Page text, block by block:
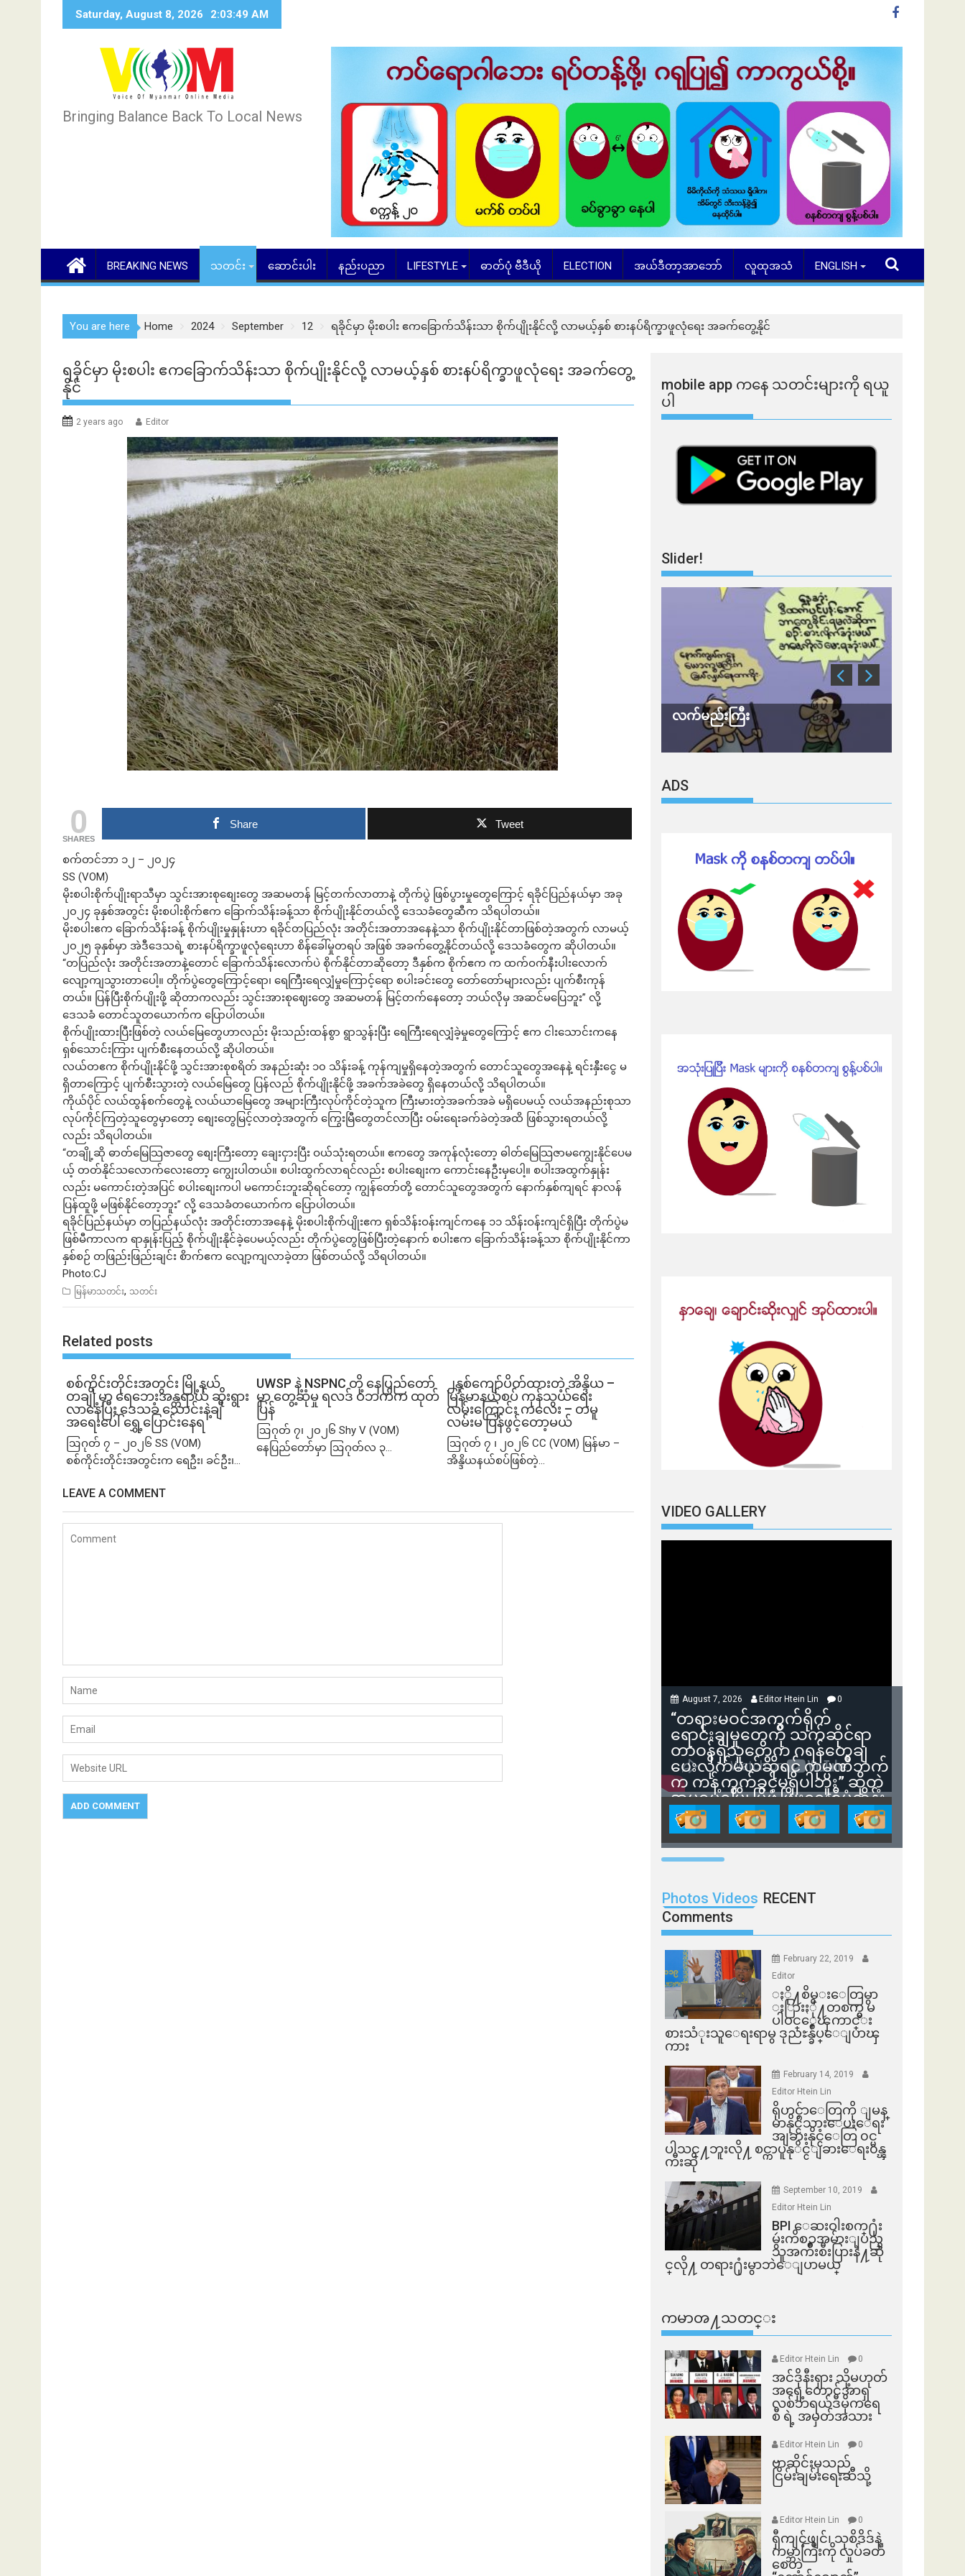
Saturday, August 8, 2026 2:03:50 AM
Bringing Balance Back To Local News
BREAKING NEWS သတင်း ဆောင်းပါး နည်းပညာ LIFESTYLE ဓာတ်ပုံ ဗီဒီယို ELECTION အယ်ဒီတာ့အာဘော် လူထုအသံ ENGLISH
You are here Home 2024 September 12 ရခိုင်မှာ မိုးစပါး ဧကခြောက်သိန်းသာ စိုက်ပျိုးနိုင်လို့ လာမယ့်နှစ် စားနပ်ရိက္ခာဖူလုံရေး အခက်တွေ့နိုင်
ရခိုင်မှာ မိုးစပါး ဧကခြောက်သိန်းသာ စိုက်ပျိုးနိုင်လို့ လာမယ့်နှစ် စားနပ်ရိက္ခာဖူလုံရေး အခက်တွေ့
နိုင်
2 years ago Editor
0
SHARES
Share Tweet
စက်တင်ဘာ ၁၂ – ၂၀၂၄
SS (VOM)
မိုးစပါးစိုက်ပျိုးရာသီမှာ သွင်းအားစုစျေးတွေ အဆမတန် မြင့်တက်လာတာနဲ့ တိုက်ပွဲ ဖြစ်ပွားမှုတွေကြောင့် ရခိုင်ပြည်နယ်မှာ အခု
၂၀၂၄ ခုနှစ်အတွင်း မိုးစပါးစိုက်ဧက ခြောက်သိန်းခန့်သာ စိုက်ပျိုးနိုင်တယ်လို့ ဒေသခံတွေဆီက သိရပါတယ်။
မိုးစပါးဧက ခြောက်သိန်းခန့် စိုက်ပျိုးမှုနှုန်းဟာ ရခိုင်တပြည်လုံး အတိုင်းအတာအနေနဲ့သာ စိုက်ပျိုးနိုင်တာဖြစ်တဲ့အတွက် လာမယ့်
၂၀၂၅ ခုနှစ်မှာ အဲဒီဒေသရဲ့ စားနပ်ရိက္ခာဖူလုံရေးဟာ စိန်ခေါ်မှုတရပ် အဖြစ် အခက်တွေ့နိုင်တယ်လို့ ဒေသခံတွေက ဆိုပါတယ်။
“တပြည်လုံး အတိုင်းအတာနဲ့တောင် ခြောက်သိန်းလောက်ပဲ စိုက်နိုင်တာဆိုတော့ ဒီနှစ်က စိုက်ဧက က ထက်ဝက်နီးပါးလောက်
လျော့ကျသွားတာပေါ့။ တိုက်ပွဲတွေကြောင့်ရော၊ ရေကြီးရေလျှံမှုကြောင့်ရော စပါးခင်းတွေ တော်တော်များလည်း ပျက်စီးကုန်
တယ်။ ပြန်ပြီးစိုက်ပျိုးဖို့ ဆိုတာကလည်း သွင်းအားစုဈေးတွေ အဆမတန် မြင့်တက်နေတော့ ဘယ်လိုမှ အဆင်မပြေဘူး” လို့
ဒေသခံ တောင်သူတယောက်က ပြောပါတယ်။
စိုက်ပျိုးထားပြီးဖြစ်တဲ့ လယ်မြေတွေဟာလည်း မိုးသည်းထန်စွာ ရွာသွန်းပြီး ရေကြီးရေလျှံခဲ့မှုတွေကြောင့် ဧက ငါးသောင်းကနေ
ရှစ်သောင်းကြား ပျက်စီးနေတယ်လို့ ဆိုပါတယ်။
လယ်တဧက စိုက်ပျိုးနိုင်ဖို့ သွင်းအားစုစရိတ် အနည်းဆုံး ၁၀ သိန်းခန့် ကုန်ကျမှုရှိနေတဲ့အတွက် တောင်သူတွေအနေနဲ့ ရင်းနှီးငွေ မ
ရှိတာကြောင့် ပျက်စီးသွားတဲ့ လယ်မြေတွေ ပြန်လည် စိုက်ပျိုးနိုင်ဖို့ အခက်အခဲတွေ ရှိနေတယ်လို့ သိရပါတယ်။
ကိုယ်ပိုင် လယ်ထွန်စက်တွေနဲ့ လယ်ယာမြေတွေ အများကြီးလုပ်ကိုင်တဲ့သူက ကြီးမားတဲ့အခက်အခဲ မရှိပေမယ့် လယ်အနည်းစုသာ
လုပ်ကိုင်ကြတဲ့သူတွေမှာတော့ စျေးတွေမြင့်လာတဲ့အတွက် ကြွေးမြီတွေတင်လာပြီး ဝမ်းရေးခက်ခဲတဲ့အထိ ဖြစ်သွားရတယ်လို့
လည်း သိရပါတယ်။
“တချို့ဆို ဓာတ်မြေသြဇာတွေ စျေးကြီးတော့ ချေးငှားပြီး ဝယ်သုံးရတယ်။ ဧကတွေ အကုန်လုံးတော့ ဓါတ်မြေသြဇာမကျွေးနိုင်ပေမ
ယ့် တတ်နိုင်သလောက်လေးတော့ ကျွေးပါတယ်။ စပါးထွက်လာရင်လည်း စပါးစျေးက ကောင်းနေဦးမှပေါ့။ စပါးအထွက်နှုန်း
လည်း မကောင်းတဲ့အပြင် စပါးစျေးကပါ မကောင်းဘူးဆိုရင်တော့ ကျွန်တော်တို့ တောင်သူတွေအတွက် နောက်နှစ်ကျရင် နာလန်
ပြန်ထူဖို့ မဖြစ်နိုင်တော့ဘူး” လို့ ဒေသခံတယောက်က ပြောပါတယ်။
ရခိုင်ပြည်နယ်မှာ တပြည်နယ်လုံး အတိုင်းတာအနေနဲ့ မိုးစပါးစိုက်ပျိုးဧက ရှစ်သိန်းဝန်းကျင်ကနေ ၁၁ သိန်းဝန်းကျင်ရှိပြီး တိုက်ပွဲမ
ဖြစ်မီကာလက ရာနှုန်းပြည့် စိုက်ပျိုးနိုင်ခဲ့ပေမယ့်လည်း တိုက်ပွဲတွေဖြစ်ပြီးတဲ့နောက် စပါးဧက ခြောက်သိန်းခန့်သာ စိုက်ပျိုးနိုင်ကာ
နှစ်စဉ် တဖြည်းဖြည်းချင်း စိာက်ဧက လျော့ကျလာခဲ့တာ ဖြစ်တယ်လို့ သိရပါတယ်။
Photo:CJ
မြန်မာသတင်း, သတင်း
Related posts
စစ်ကိုင်းတိုင်းအတွင်း မြို့နယ်
တချို့မှာ ရေဘေးအန္တရာယ် ဆိုးရွား
လာနေပြီး ဒေသခံ သောင်းနဲ့ချီ
အရေးပေါ် ရွှေ့ပြောင်းနေရ
ဩဂုတ် ၇ – ၂၀၂၆ SS (VOM)
စစ်ကိုင်းတိုင်းအတွင်းက ရေဦး၊ ခင်ဦး၊...
UWSP နဲ့ NSPNC တို့ နေပြည်တော်
မှာ တွေ့ဆုံမှု ရလဒ် ဝဘက်က ထုတ်
ပြန်
ဩဂုတ် ၇၊ ၂၀၂၆ Shy V (VOM)
နေပြည်တော်မှာ ဩဂုတ်လ ၃...
၂နှစ်​ကျော်ပိတ်ထားတဲ့ အိန္ဒိယ –
မြန်မာနယ်စပ် ကုန်သွယ်ရေး
လမ်းကြောင်း ကလေး – တမူ
လမ်းမ ပြန်ဖွင့်တော့မယ်
ဩဂုတ် ၇ ၊ ၂၀၂၆ CC (VOM) မြန်မာ –
အိန္ဒိယနယ်စပ်ဖြစ်တဲ့...
LEAVE A COMMENT
mobile app ​​ကနေ ​​သတင်းများကို ရယူ
ပါ
Slider!
ဘဏ်နဲ့အကြွေး ဘာလျှော့မလဲ လက်မည်းကြီး
ADS
VIDEO GALLERY
August 7, 2026 Editor Htein Lin 0
“တရားမဝင်အကွက်ရိုက်
ရောင်းချမှုတွေကို သက်ဆိုင်ရာ
တာဝန်ရှိသူတွေက ဂရန်တွေချ
ပေးလိုက်မယ်ဆိုရင် ကုမ္ပဏီဘက်
က ကန့်ကွက်ခွင့်မရှိပါဘူး” ဆိုတဲ့
အမရပူရမြို့ပြဖွံ့ဖြိုးရေးစီမံကိန်း
ဒါရိုက်တာ ဦးဇော်ရဲဝင်းနဲ့ တွေ့ဆုံ
ခြင်း
Photos Videos RECENT
Comments
February 22, 2019
Editor
ႏို႔စိမ္းေတြမွာ
ႏြားႏို႔တစက္မွ မ
ပါဝင္ေၾကာင္း
စားသံုးသူေရးရာမွ ဒုညႊန္ခ်ဳပ္ေျပာၾ
ကား
February 14, 2019
Editor Htein Lin
ရိုဟင္ဂ်ာေတြကို ျမန္
မာနိုင္ငံသားေပးေရး
အျခားနိုင္ငံေတြ ၀င္မ
ပါသင္႔ဘူးလို႔ စင္ကာပူနုိင္ငံျခားေရး၀န္ၾ
ကီးဆို
September 10, 2019
Editor Htein Lin
BPI ​ေဆးဝါးစက္​႐ုံး
မွဴးကိစၥအမ်ားျပည္​
သူအက်ိဳးစီးပြားနဲ႔ဆို
င္​လို႔ တရား႐ုံးမွာဘဲေျပာမယ္​
ကမာၻ႔သတင္း
Editor Htein Lin 0
အင်ဒိုနီးရှား သို့မဟုတ်
အရှေ့တောင်အာရှ
လစ်ဘရယ်ဒီမိုကရေ
စီ ရဲ့ အမှတ်အသား
Editor Htein Lin 0
ဗာဆိုင်းမှသည်
ငြိမ်းချမ်းရေးဆီသို့
Editor Htein Lin 0
ရှီကျင့်ဖျင်၊ သုစိဒိဒ်နဲ့
ကမ္ဘာကြီးကို လှုပ်ခတ်
စေတဲ့